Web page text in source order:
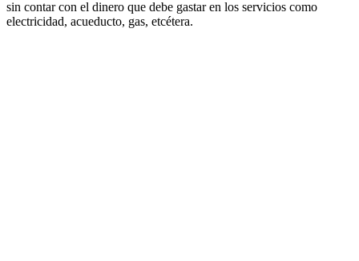
sin contar con el dinero que debe gastar en los servicios como
electricidad, acueducto, gas, etcétera.